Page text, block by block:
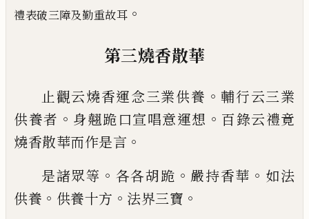
禮表破三障及勤重故耳 。
第三燒香散華
止觀云燒香運念三業供養 。 輔行云三業
供養者 。 身翹跪口宣唱意運想 。 百錄云禮竟
燒香散華而作是言 。
是諸眾等 。 各各胡跪 。 嚴持香華 。 如法
供養 。 供養十方 。 法界三寶 。